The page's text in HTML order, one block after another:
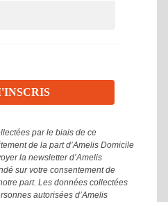
par le biais de ce
de la part d’Amelis Domicile
la newsletter d’Amelis
sur votre consentement de
part. Les données collectées
autorisées d’Amelis